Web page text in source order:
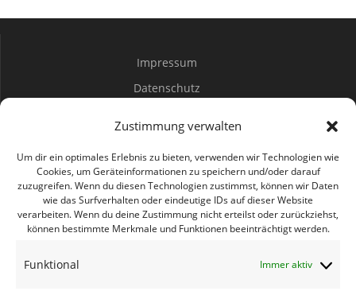
Zustimmung verwalten
Um dir ein optimales Erlebnis zu bieten, verwenden wir Technologien wie
Cookies, um Geräteinformationen zu speichern und/oder darauf
zuzugreifen. Wenn du diesen Technologien zustimmst, können wir Daten
wie das Surfverhalten oder eindeutige IDs auf dieser Website
verarbeiten. Wenn du deine Zustimmung nicht erteilst oder zurückziehst,
können bestimmte Merkmale und Funktionen beeinträchtigt werden.
Funktional Immer aktiv
Impressum
Datenschutz
Mitwirken
Bürgerbüro Coswig
Bürgerbüro Lommatzsch